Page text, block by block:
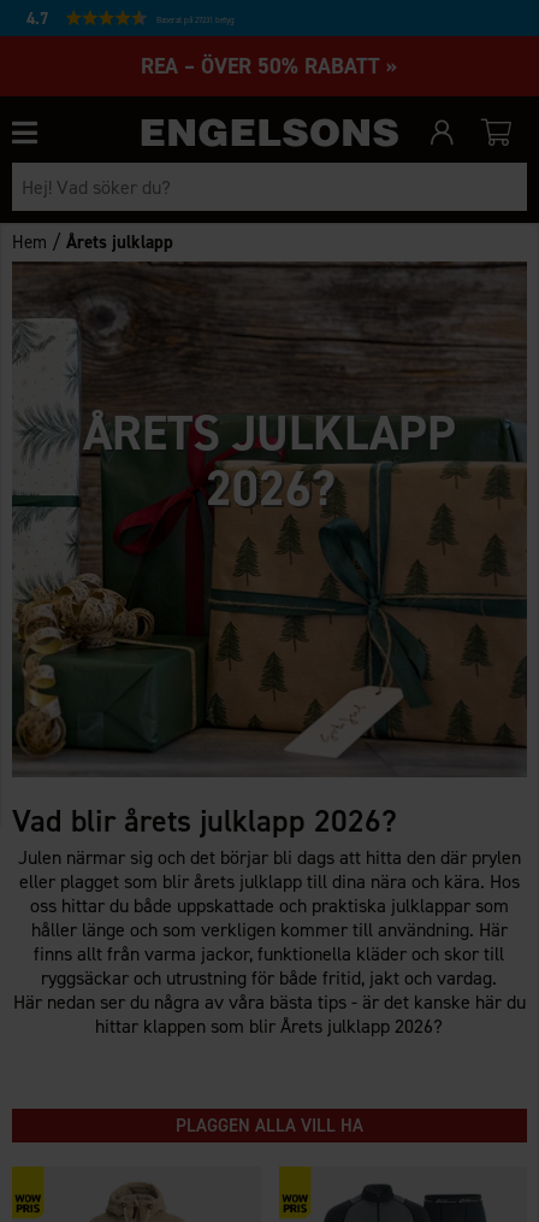
4.7 Baserat på 27231 betyg
REA – ÖVER 50% RABATT »
Hem /Årets julklapp
ÅRETS JULKLAPP
2026?
Vad blir årets julklapp 2026?
Julen närmar sig och det börjar bli dags att hitta den där prylen
eller plagget som blir årets julklapp till dina nära och kära. Hos
oss hittar du både uppskattade och praktiska julklappar som
håller länge och som verkligen kommer till användning. Här
finns allt från varma jackor, funktionella kläder och skor till
ryggsäckar och utrustning för både fritid, jakt och vardag.
Här nedan ser du några av våra bästa tips - är det kanske här du
hittar klappen som blir Årets julklapp 2026?
PLAGGEN ALLA VILL HA